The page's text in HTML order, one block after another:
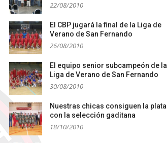
22/08/2010
El CBP jugará la final de la Liga de
Verano de San Fernando
26/08/2010
El equipo senior subcampeón de la
Liga de Verano de San Fernando
30/08/2010
Nuestras chicas consiguen la plata
con la selección gaditana
18/10/2010